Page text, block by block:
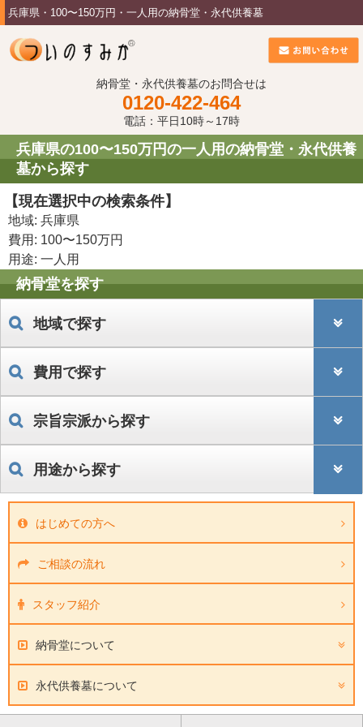
兵庫県・100〜150万円・一人用の納骨堂・永代供養墓
納骨堂・永代供養墓のお問合せは
0120-422-464
電話：平日10時～17時
兵庫県の100〜150万円の一人用の納骨堂・永代供養
墓から探す
【現在選択中の検索条件】
地域: 兵庫県
費用: 100〜150万円
用途: 一人用
納骨堂を探す
地域で探す
費用で探す
宗旨宗派から探す
用途から探す
はじめての方へ
ご相談の流れ
スタッフ紹介
納骨堂について
永代供養墓について